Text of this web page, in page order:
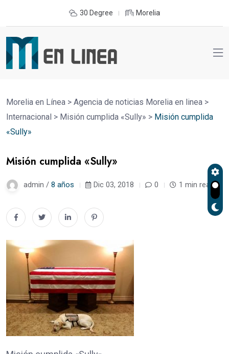
30 Degree Morelia
Morelia en Línea > Agencia de noticias Morelia en linea >
Internacional > Misión cumplida «Sully» > Misión cumplida
«Sully»
Misión cumplida «Sully»
admin / 8 años Dic 03, 2018 0 1 min read